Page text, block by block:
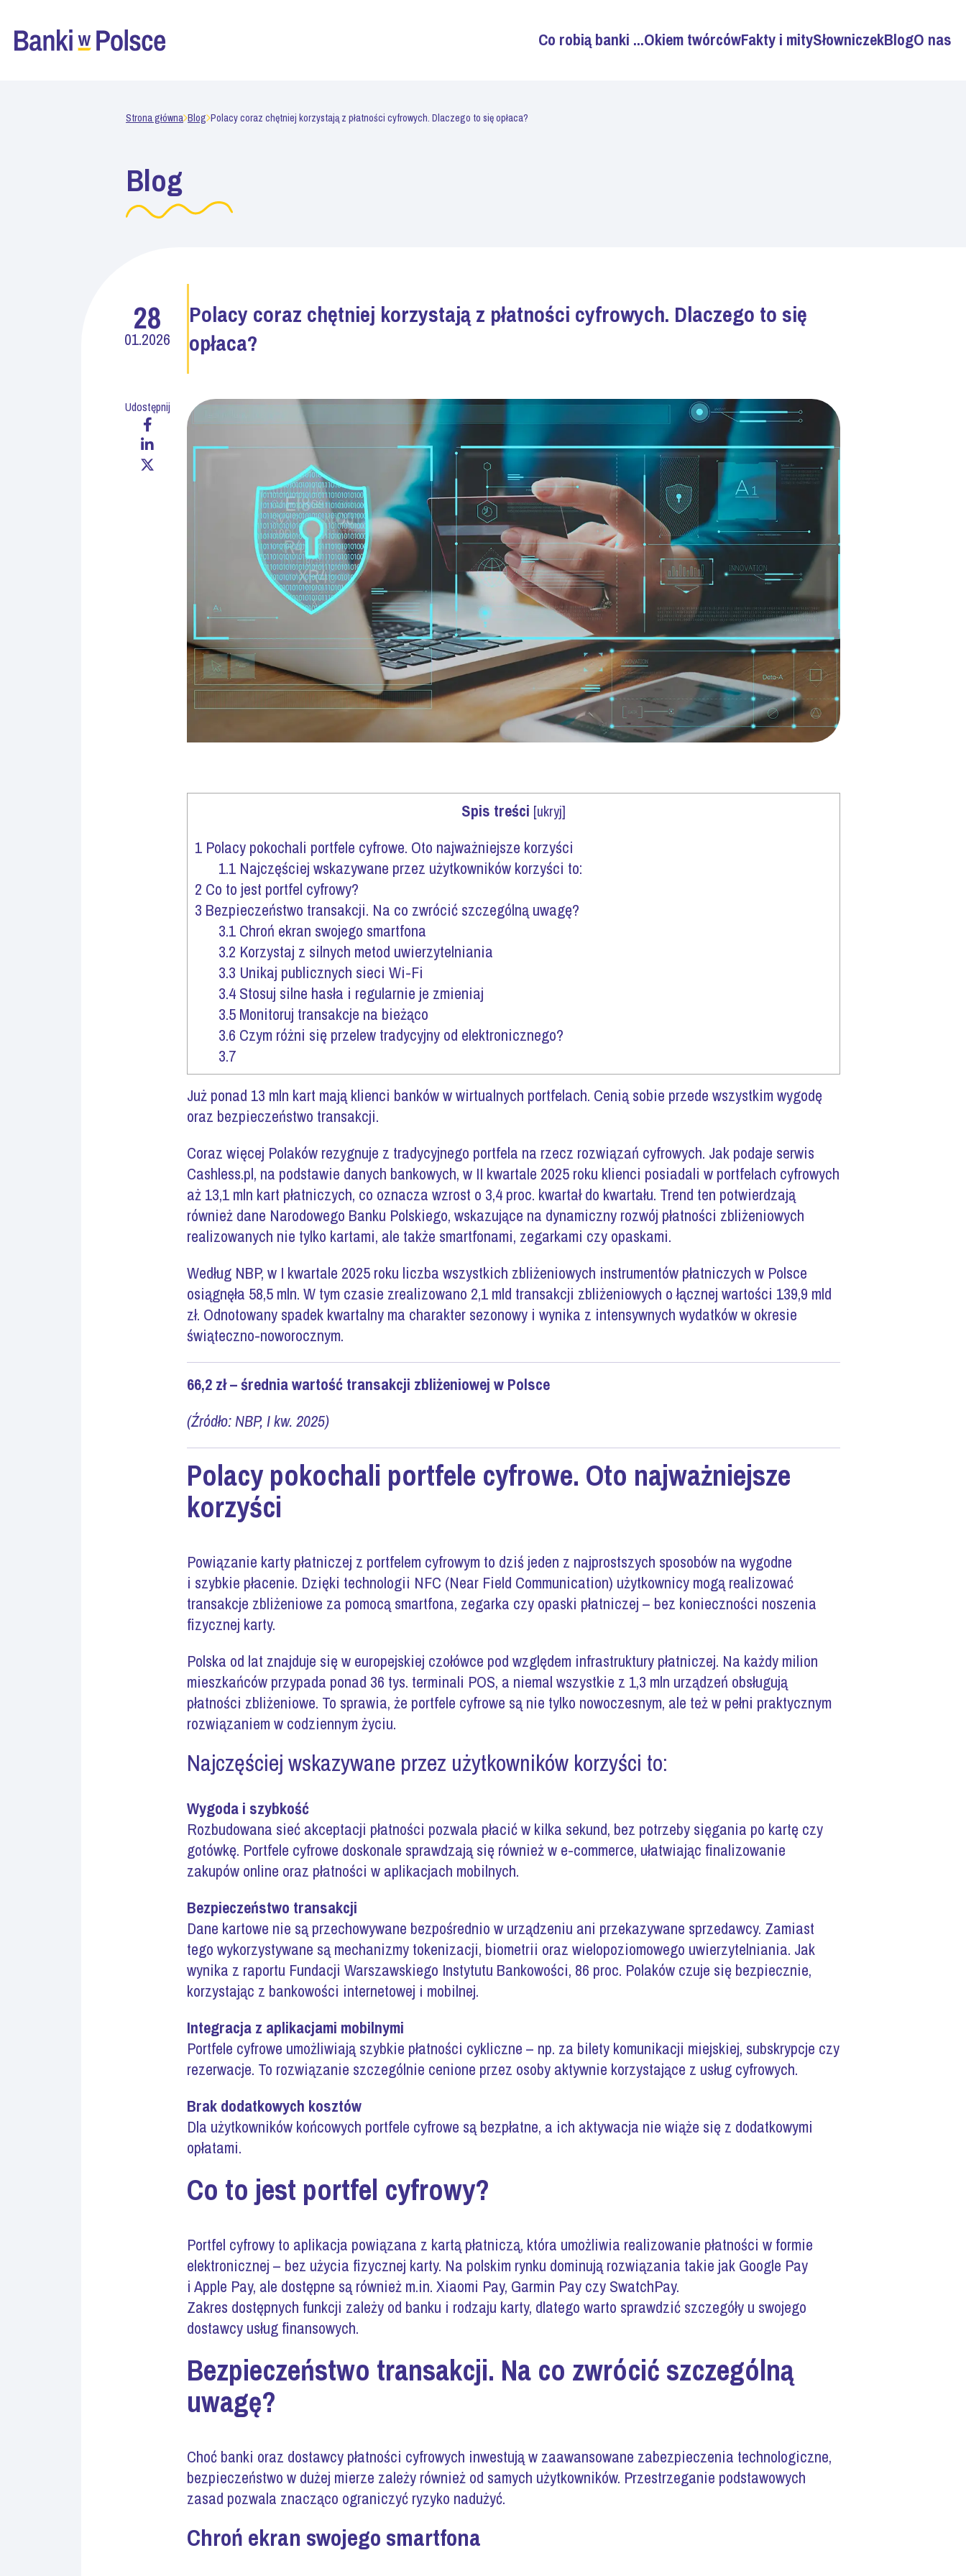
Co robią banki ...Okiem twórcówFakty i mitySłowniczekBlogO nas
Strona główna Blog Polacy coraz chętniej korzystają z płatności cyfrowych. Dlaczego to się opłaca?
Blog
28
01.2026
Polacy coraz chętniej korzystają z płatności cyfrowych. Dlaczego to się
opłaca?
Udostępnij
Spis treści [ukryj]
1Polacy pokochali portfele cyfrowe. Oto najważniejsze korzyści
1.1Najczęściej wskazywane przez użytkowników korzyści to:
2 Co to jest portfel cyfrowy?
3 Bezpieczeństwo transakcji. Na co zwrócić szczególną uwagę?
3.1Chroń ekran swojego smartfona
3.2 Korzystaj z silnych metod uwierzytelniania
3.3 Unikaj publicznych sieci Wi-Fi
3.4Stosuj silne hasła i regularnie je zmieniaj
3.5Monitoruj transakcje na bieżąco
3.6 Czym różni się przelew tradycyjny od elektronicznego?
3.7
Już ponad 13 mln kart mają klienci banków w wirtualnych portfelach. Cenią sobie przede wszystkim wygodę
oraz bezpieczeństwo transakcji.
Coraz więcej Polaków rezygnuje z tradycyjnego portfela na rzecz rozwiązań cyfrowych. Jak podaje serwis
Cashless.pl, na podstawie danych bankowych, w II kwartale 2025 roku klienci posiadali w portfelach cyfrowych
aż 13,1 mln kart płatniczych, co oznacza wzrost o 3,4 proc. kwartał do kwartału. Trend ten potwierdzają
również dane Narodowego Banku Polskiego, wskazujące na dynamiczny rozwój płatności zbliżeniowych
realizowanych nie tylko kartami, ale także smartfonami, zegarkami czy opaskami.
Według NBP, w I kwartale 2025 roku liczba wszystkich zbliżeniowych instrumentów płatniczych w Polsce
osiągnęła 58,5 mln. W tym czasie zrealizowano 2,1 mld transakcji zbliżeniowych o łącznej wartości 139,9 mld
zł. Odnotowany spadek kwartalny ma charakter sezonowy i wynika z intensywnych wydatków w okresie
świąteczno-noworocznym.
66,2 zł – średnia wartość transakcji zbliżeniowej w Polsce
(Źródło: NBP, I kw. 2025)
Polacy pokochali portfele cyfrowe. Oto najważniejsze
korzyści
Powiązanie karty płatniczej z portfelem cyfrowym to dziś jeden z najprostszych sposobów na wygodne
i szybkie płacenie. Dzięki technologii NFC (Near Field Communication) użytkownicy mogą realizować
transakcje zbliżeniowe za pomocą smartfona, zegarka czy opaski płatniczej – bez konieczności noszenia
fizycznej karty.
Polska od lat znajduje się w europejskiej czołówce pod względem infrastruktury płatniczej. Na każdy milion
mieszkańców przypada ponad 36 tys. terminali POS, a niemal wszystkie z 1,3 mln urządzeń obsługują
płatności zbliżeniowe. To sprawia, że portfele cyfrowe są nie tylko nowoczesnym, ale też w pełni praktycznym
rozwiązaniem w codziennym życiu.
Najczęściej wskazywane przez użytkowników korzyści to:
Wygoda i szybkość
Rozbudowana sieć akceptacji płatności pozwala płacić w kilka sekund, bez potrzeby sięgania po kartę czy
gotówkę. Portfele cyfrowe doskonale sprawdzają się również w e-commerce, ułatwiając finalizowanie
zakupów online oraz płatności w aplikacjach mobilnych.
Bezpieczeństwo transakcji
Dane kartowe nie są przechowywane bezpośrednio w urządzeniu ani przekazywane sprzedawcy. Zamiast
tego wykorzystywane są mechanizmy tokenizacji, biometrii oraz wielopoziomowego uwierzytelniania. Jak
wynika z raportu Fundacji Warszawskiego Instytutu Bankowości, 86 proc. Polaków czuje się bezpiecznie,
korzystając z bankowości internetowej i mobilnej.
Integracja z aplikacjami mobilnymi
Portfele cyfrowe umożliwiają szybkie płatności cykliczne – np. za bilety komunikacji miejskiej, subskrypcje czy
rezerwacje. To rozwiązanie szczególnie cenione przez osoby aktywnie korzystające z usług cyfrowych.
Brak dodatkowych kosztów
Dla użytkowników końcowych portfele cyfrowe są bezpłatne, a ich aktywacja nie wiąże się z dodatkowymi
opłatami.
Co to jest portfel cyfrowy?
Portfel cyfrowy to aplikacja powiązana z kartą płatniczą, która umożliwia realizowanie płatności w formie
elektronicznej – bez użycia fizycznej karty. Na polskim rynku dominują rozwiązania takie jak Google Pay
i Apple Pay, ale dostępne są również m.in. Xiaomi Pay, Garmin Pay czy SwatchPay.
Zakres dostępnych funkcji zależy od banku i rodzaju karty, dlatego warto sprawdzić szczegóły u swojego
dostawcy usług finansowych.
Bezpieczeństwo transakcji. Na co zwrócić szczególną
uwagę?
Choć banki oraz dostawcy płatności cyfrowych inwestują w zaawansowane zabezpieczenia technologiczne,
bezpieczeństwo w dużej mierze zależy również od samych użytkowników. Przestrzeganie podstawowych
zasad pozwala znacząco ograniczyć ryzyko nadużyć.
Chroń ekran swojego smartfona